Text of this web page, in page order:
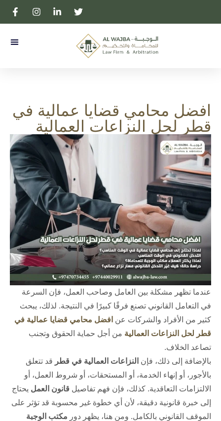
افضل محامي قضايا عمالية في
قطر لحل النزاعات العمالية
عندما تظهر مشكلة بين العامل وصاحب العمل، فإن السرعة
في التعامل القانوني تصنع فرقًا كبيرًا في النتيجة. لذلك، يبحث
كثير من الأفراد والشركات عن افضل محامي قضايا عمالية في
قطر لحل النزاعات العمالية من أجل حماية الحقوق وتجنب
تصاعد الخلاف.
بالإضافة إلى ذلك، فإن النزاعات العمالية في قطر قد تتعلق
بالأجور، أو إنهاء الخدمة، أو المستحقات، أو شروط العمل، أو
الالتزامات التعاقدية. كذلك، فإن فهم تفاصيل قانون العمل يحتاج
إلى خبرة قانونية دقيقة، لأن أي خطوة غير محسوبة قد تؤثر على
الموقف القانوني بالكامل. ومن هنا، يظهر دور مكتب الوجبة